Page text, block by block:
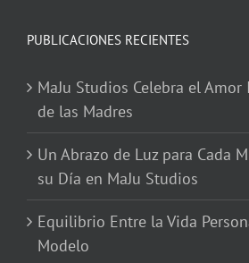
PUBLICACIONES RECIENTES
MaJu Studios Celebra el
de las Madres
Un Abrazo de Luz para Cada
su Día en MaJu Studios
Equilibrio Entre la Vida
Modelo